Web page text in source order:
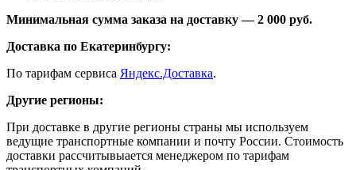
Минимальная сумма заказа на доставку — 2 000 руб.
Доставка по Екатеринбургу:
По тарифам сервиса Яндекс.Доставка.
Другие регионы:
При доставке в другие регионы страны мы используем
ведущие транспортные компании и почту России. Стоимость
доставки рассчитывыается менеджером по тарифам